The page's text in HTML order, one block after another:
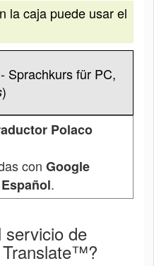
la caja puede usar el
- Sprachkurs für PC,
)
Polaco
con Google
Español.
servicio de